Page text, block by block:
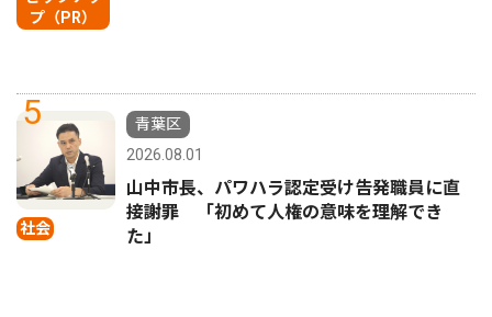
プ（PR）
5
社会
青葉区
2026.08.01
山中市長、パワハラ認定受け告発職員に直
接謝罪 「初めて人権の意味を理解でき
た」